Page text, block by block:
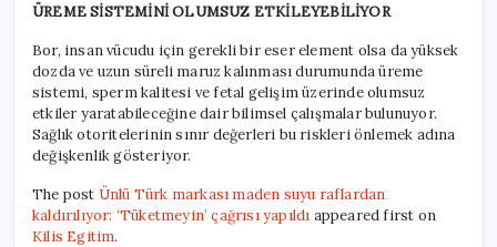
ÜREME SİSTEMİNİ OLUMSUZ ETKİLEYEBİLİYOR
Bor, insan vücudu için gerekli bir eser element olsa da yüksek
dozda ve uzun süreli maruz kalınması durumunda üreme
sistemi, sperm kalitesi ve fetal gelişim üzerinde olumsuz
etkiler yaratabileceğine dair bilimsel çalışmalar bulunuyor.
Sağlık otoritelerinin sınır değerleri bu riskleri önlemek adına
değişkenlik gösteriyor.
The post Ünlü Türk markası maden suyu raflardan
kaldırılıyor: ‘Tüketmeyin’ çağrısı yapıldı appeared first on
Kilis Egitim.